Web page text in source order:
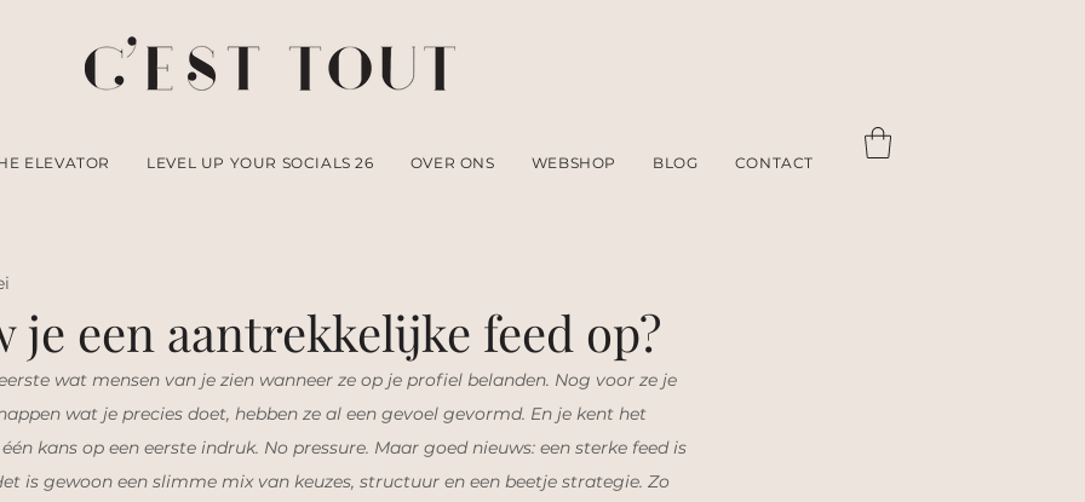
ELEVATOR LEVEL UP YOUR SOCIALS 26 OVER ONS WEBSHOP BLOG CONTACT
je een aantrekkelijke feed op?
wat mensen van je zien wanneer ze op je profiel belanden. Nog voor ze je
wat je precies doet, hebben ze al een gevoel gevormd. En je kent het
kans op een eerste indruk. No pressure. Maar goed nieuws: een sterke feed is
is gewoon een slimme mix van keuzes, structuur en een beetje strategie. Zo